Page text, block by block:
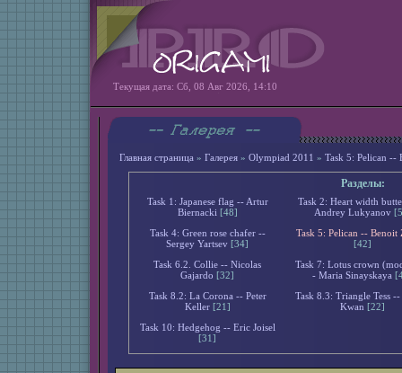
Текущая дата: Сб, 08 Авг 2026, 14:10
Главная страница » Галерея » Olympiad 2011 » Task 5: Pelican --
Разделы:
Task 1: Japanese flag -- Artur
Biernacki [48]
Task 2: Heart width
Andrey Lukyanov
Task 4: Green rose chafer --
Sergey Yartsev [34]
Task 5: Pelican -- Benoit
[42]
Task 6.2. Collie -- Nicolas
Gajardo [32]
Task 7: Lotus crown
- Maria Sinayskaya
Task 8.2: La Corona -- Peter
Keller [21]
Task 8.3: Triangle Tess
Kwan [22]
Task 10: Hedgehog -- Eric Joisel
[31]